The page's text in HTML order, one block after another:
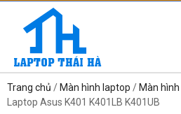
Trang chủ / Màn hình laptop / Màn
Laptop Asus K401 K401LB K401UB